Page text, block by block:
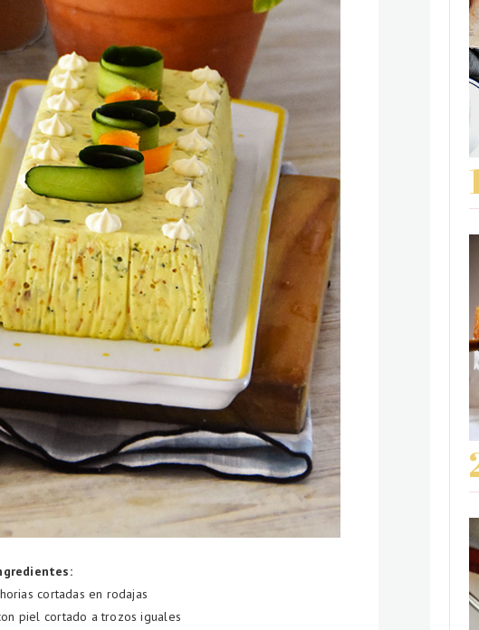
cortadas en rodajas
piel cortado a trozos iguales